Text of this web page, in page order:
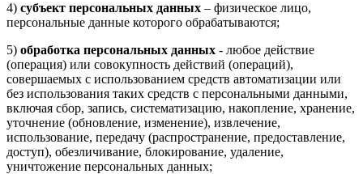
4) субъект персональных данных – физическое лицо,
персональные данные которого обрабатываются;
5) обработка персональных данных - любое действие
(операция) или совокупность действий (операций),
совершаемых с использованием средств автоматизации или
без использования таких средств с персональными данными,
включая сбор, запись, систематизацию, накопление, хранение,
уточнение (обновление, изменение), извлечение,
использование, передачу (распространение, предоставление,
доступ), обезличивание, блокирование, удаление,
уничтожение персональных данных;